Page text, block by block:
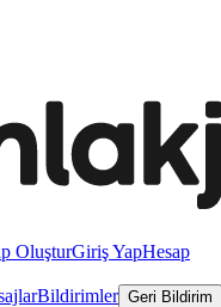
OluşturGiriş YapHesap
Bildirimler Geri Bildirim